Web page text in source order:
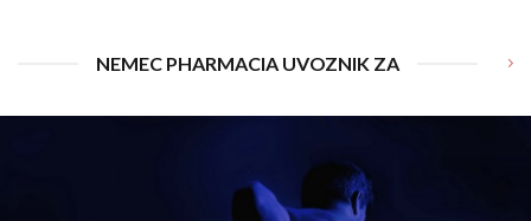
NEMEC PHARMACIA UVOZNIK ZA